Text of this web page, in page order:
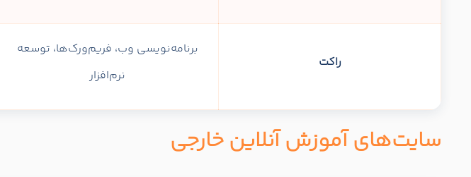
راکت
برنامه‌نویسی وب، فریم‌ورک‌ها، توسعه
نرم‌افزار
سایت‌های آموزش آنلاین خارجی